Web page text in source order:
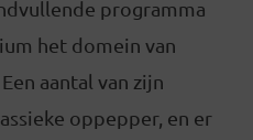
programma
het domein van
aantal van zijn
oppepper, en er